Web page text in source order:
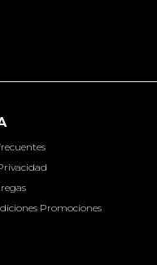
Promociones